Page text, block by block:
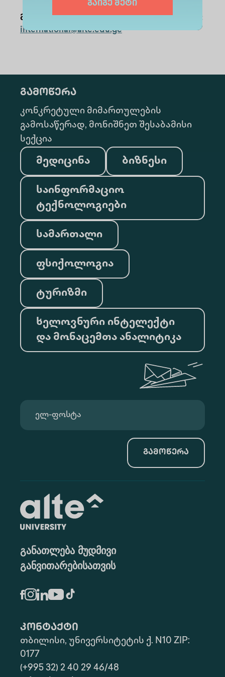
გაიგე მეტი
მეტი ინფორმაციისთვის მოგვწერეთ:
international@alte.edu.ge
გამოწერა
კონკრეტული მიმართულების
გამოსაწერად, მონიშნეთ შესაბამისი
სექცია
მედიცინა ბიზნესი
საინფორმაციო
ტექნოლოგიები
სამართალი
ფსიქოლოგია
ტურიზმი
ხელოვნური ინტელექტი
და მონაცემთა ანალიტიკა
გამოწერა
განათლება მუდმივი
განვითარებისათვის
კონტაქტი
თბილისი, უნივერსიტეტის ქ. N10 ZIP:
0177
(+995 32) 2 40 29 46/48